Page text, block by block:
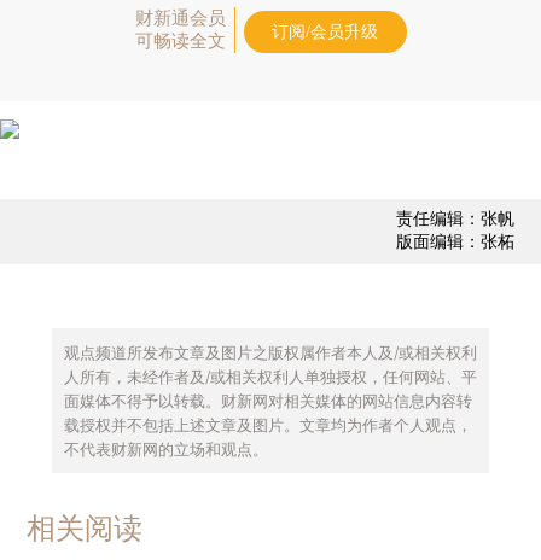
财新通会员
可畅读全文
订阅/会员升级
责任编辑：张帆
版面编辑：张柘
观点频道所发布文章及图片之版权属作者本人及/或相关权利
人所有，未经作者及/或相关权利人单独授权，任何网站、平
面媒体不得予以转载。财新网对相关媒体的网站信息内容转
载授权并不包括上述文章及图片。文章均为作者个人观点，
不代表财新网的立场和观点。
相关阅读